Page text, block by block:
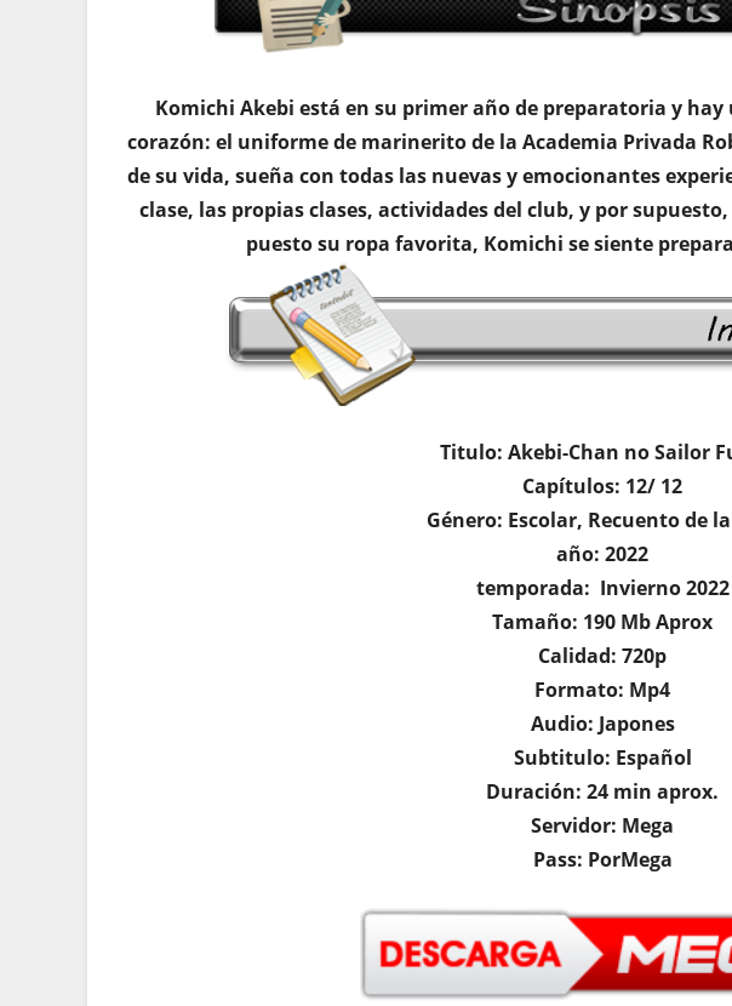
Komichi Akebi está en su primer año de preparatoria y hay
corazón: el uniforme de marinerito de la Academia Privada
de su vida, sueña con todas las nuevas y emocionantes
clase, las propias clases, actividades del club, y por
puesto su ropa favorita, Komichi se siente
Titulo: Akebi-Chan no Sailor
Capítulos: 12/ 12
Género: Escolar, Recuento de
año: 2022
temporada: Invierno 2022
Tamaño: 190 Mb Aprox
Calidad: 720p
Formato: Mp4
Audio: Japones
Subtitulo: Español
Duración: 24 min aprox.
Servidor: Mega
Pass: PorMega